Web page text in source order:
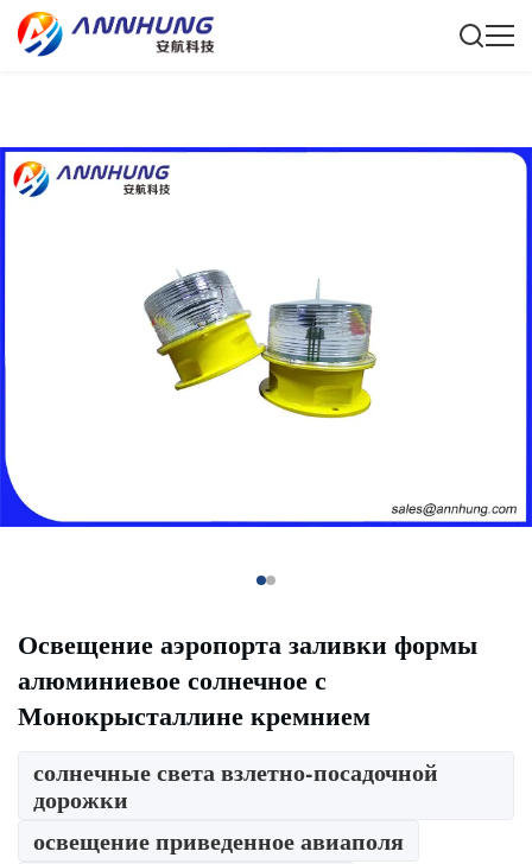
Освещение аэропорта заливки формы
алюминиевое солнечное с
Монокрысталлине кремнием
солнечные света взлетно-посадочной
дорожки
освещение приведенное авиаполя